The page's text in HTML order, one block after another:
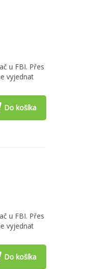
u FBI. Přes
vyjednat
Do košíka
u FBI. Přes
vyjednat
Do košíka